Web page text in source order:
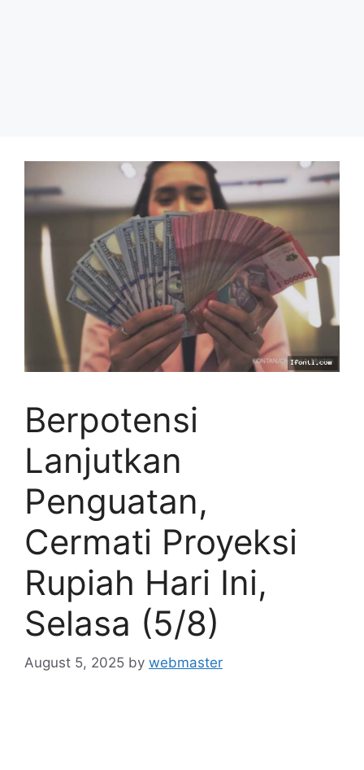
Berpotensi
Lanjutkan
Penguatan,
Cermati Proyeksi
Rupiah Hari Ini,
Selasa (5/8)
August 5, 2025 by webmaster